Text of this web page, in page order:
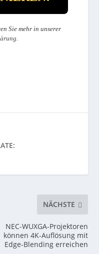
Sie mehr in unserer
NÄCHSTE
NEC-WUXGA-Projektoren
können 4K-Auflösung mit
Edge-Blending erreichen